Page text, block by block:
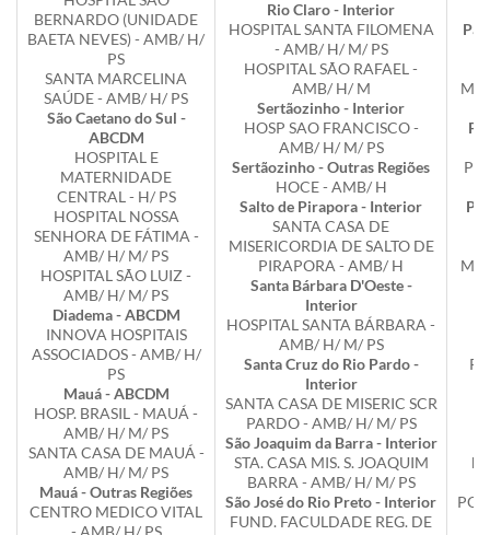
BERNARDO (UNIDADE
BAETA NEVES) - AMB/ H/
PS
SANTA MARCELINA
SAÚDE - AMB/ H/ PS
São Caetano do Sul -
ABCDM
HOSPITAL E
MATERNIDADE
CENTRAL - H/ PS
HOSPITAL NOSSA
SENHORA DE FÁTIMA -
AMB/ H/ M/ PS
HOSPITAL SÃO LUIZ -
AMB/ H/ M/ PS
Diadema - ABCDM
INNOVA HOSPITAIS
ASSOCIADOS - AMB/ H/
PS
Mauá - ABCDM
HOSP. BRASIL - MAUÁ -
AMB/ H/ M/ PS
SANTA CASA DE MAUÁ -
AMB/ H/ M/ PS
Mauá - Outras Regiões
CENTRO MEDICO VITAL
- AMB/ H/ PS
Rio Claro - Interior
HOSPITAL SANTA FILOMENA
- AMB/ H/ M/ PS
HOSPITAL SÃO RAFAEL -
AMB/ H/ M
Sertãozinho - Interior
HOSP SAO FRANCISCO -
AMB/ H/ M/ PS
Sertãozinho - Outras Regiões
HOCE - AMB/ H
Salto de Pirapora - Interior
SANTA CASA DE
MISERICORDIA DE SALTO DE
PIRAPORA - AMB/ H
Santa Bárbara D'Oeste -
Interior
HOSPITAL SANTA BÁRBARA -
AMB/ H/ M/ PS
Santa Cruz do Rio Pardo -
Interior
SANTA CASA DE MISERIC SCR
PARDO - AMB/ H/ M/ PS
São Joaquim da Barra - Interior
STA. CASA MIS. S. JOAQUIM
BARRA - AMB/ H/ M/ PS
São José do Rio Preto - Interior
FUND. FACULDADE REG. DE